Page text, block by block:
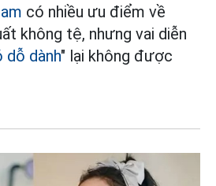
có nhiều ưu điểm về
không tệ, nhưng vai diễn
dỗ dành" lại không được